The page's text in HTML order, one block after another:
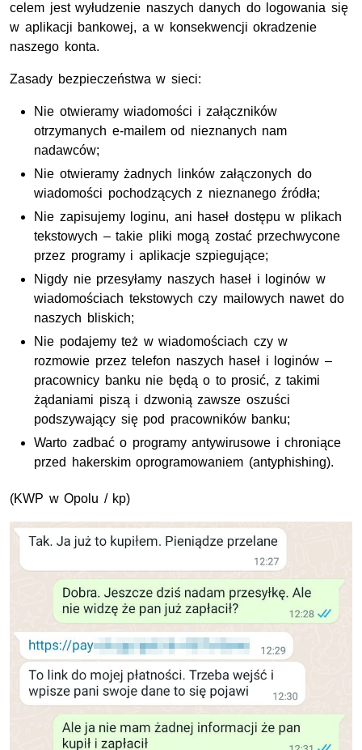
celem jest wyłudzenie naszych danych do logowania się
w aplikacji bankowej, a w konsekwencji okradzenie
naszego konta.
Zasady bezpieczeństwa w sieci:
Nie otwieramy wiadomości i załączników
otrzymanych e-mailem od nieznanych nam
nadawców;
Nie otwieramy żadnych linków załączonych do
wiadomości pochodzących z nieznanego źródła;
Nie zapisujemy loginu, ani haseł dostępu w plikach
tekstowych – takie pliki mogą zostać przechwycone
przez programy i aplikacje szpiegujące;
Nigdy nie przesyłamy naszych haseł i loginów w
wiadomościach tekstowych czy mailowych nawet do
naszych bliskich;
Nie podajemy też w wiadomościach czy w
rozmowie przez telefon naszych haseł i loginów –
pracownicy banku nie będą o to prosić, z takimi
żądaniami piszą i dzwonią zawsze oszuści
podszywający się pod pracowników banku;
Warto zadbać o programy antywirusowe i chroniące
przed hakerskim oprogramowaniem (antyphishing).
(KWP w Opolu / kp)